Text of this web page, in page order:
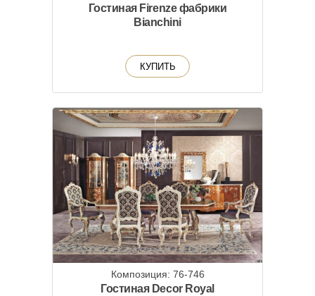
Гостиная Firenze фабрики
Bianchini
КУПИТЬ
Композиция: 76-746
Гостиная Decor Royal